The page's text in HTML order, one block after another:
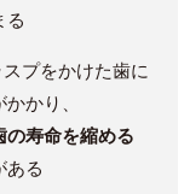
る
プをかけた歯に
かり、
の寿命を縮める
ある